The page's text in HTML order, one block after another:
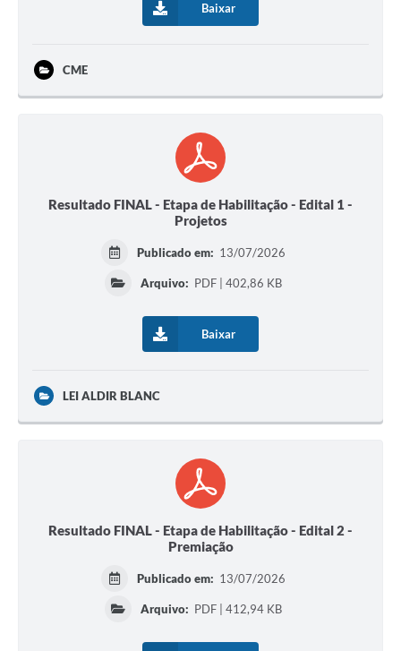
Baixar
CME
Resultado FINAL - Etapa de Habilitação - Edital 1 -
Projetos
Publicado em: 13/07/2026
Arquivo: PDF | 402,86 KB
Baixar
LEI ALDIR BLANC
Resultado FINAL - Etapa de Habilitação - Edital 2 -
Premiação
Publicado em: 13/07/2026
Arquivo: PDF | 412,94 KB